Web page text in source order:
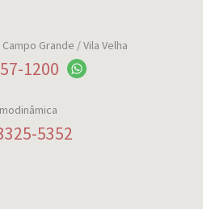
Campo Grande / Vila Velha
1200
5352